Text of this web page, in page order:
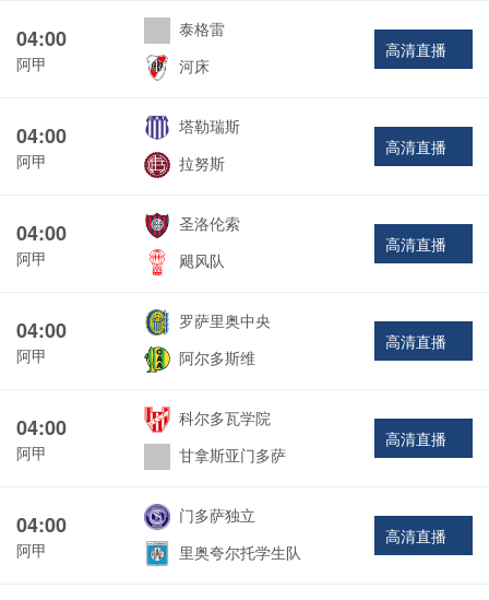
04:00
阿甲
泰格雷
河床
高清直播
04:00
阿甲
塔勒瑞斯
拉努斯
高清直播
04:00
阿甲
圣洛伦索
飓风队
高清直播
04:00
阿甲
罗萨里奥中央
阿尔多斯维
高清直播
04:00
阿甲
科尔多瓦学院
甘拿斯亚门多萨
高清直播
04:00
阿甲
门多萨独立
里奥夸尔托学生队
高清直播